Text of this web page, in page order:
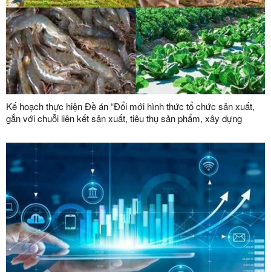
Kế hoạch thực hiện Đề án “Đổi mới hình thức tổ chức sản xuất,
gắn với chuỗi liên kết sản xuất, tiêu thụ sản phẩm, xây dựng
2030”